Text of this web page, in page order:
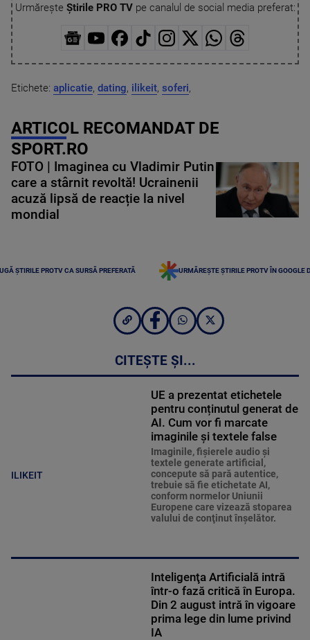
Urmărește Știrile PRO TVpe canalul de social media preferat:
Etichete: aplicatie, dating, ilikeit, soferi,
ARTICOL RECOMANDAT DE
SPORT.RO
FOTO | Imaginea cu Vladimir Putin
care a stârnit revoltă! Ucrainenii
acuză lipsă de reacție la nivel
mondial
ȘTIRILE PROTV CA SURSĂ PREFERATĂ URMĂREȘTE ȘTIRILE PROTV ÎN GOOGLE
CITEȘTE ȘI...
ILIKEIT
UE a prezentat etichetele
pentru conținutul generat de
AI. Cum vor fi marcate
imaginile și textele false
Imaginile, fişierele audio şi
textele generate artificial,
concepute să pară autentice,
trebuie să fie etichetate AI,
conform normelor Uniunii
Europene care vizează stoparea
valului de conţinut înşelător.
Inteligenţa Artificială intră
într-o fază critică în Europa.
Din 2 august intră în vigoare
prima lege din lume privind
IA